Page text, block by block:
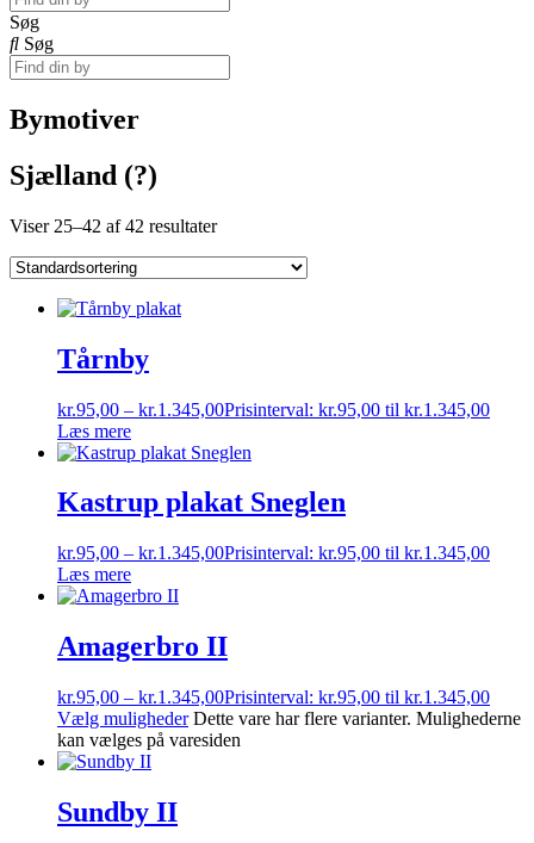
Søg
Søg
Bymotiver
Sjælland (?)
Viser 25–42 af 42 resultater
Tårnby
kr.95,00 – kr.1.345,00Prisinterval: kr.95,00 til kr.1.345,00
Læs mere
Kastrup plakat Sneglen
kr.95,00 – kr.1.345,00Prisinterval: kr.95,00 til kr.1.345,00
Læs mere
Amagerbro II
kr.95,00 – kr.1.345,00Prisinterval: kr.95,00 til kr.1.345,00
Vælg muligheder Dette vare har flere varianter. Mulighederne
kan vælges på varesiden
Sundby II